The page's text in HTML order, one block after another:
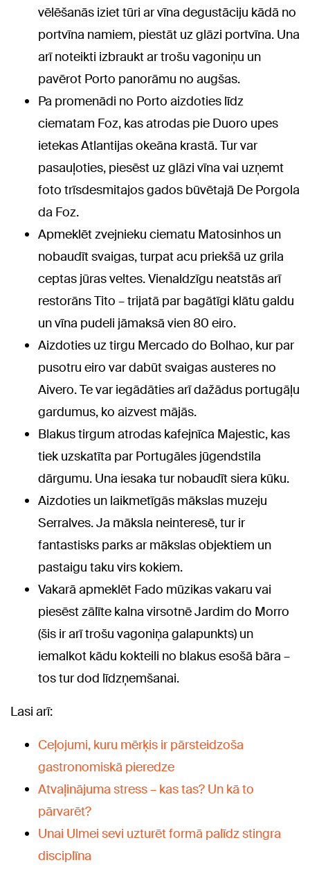
vēlēšanās iziet tūri ar vīna degustāciju kādā no
portvīna namiem, piestāt uz glāzi portvīna. Una
arī noteikti izbraukt ar trošu vagoniņu un
pavērot Porto panorāmu no augšas.
Pa promenādi no Porto aizdoties līdz
ciematam Foz, kas atrodas pie Duoro upes
ietekas Atlantijas okeāna krastā. Tur var
pasauļoties, piesēst uz glāzi vīna vai uzņemt
foto trīsdesmitajos gados būvētajā De Porgola
da Foz.
Apmeklēt zvejnieku ciematu Matosinhos un
nobaudīt svaigas, turpat acu priekšā uz grila
ceptas jūras veltes. Vienaldzīgu neatstās arī
restorāns Tito – trijatā par bagātīgi klātu galdu
un vīna pudeli jāmaksā vien 80 eiro.
Aizdoties uz tirgu Mercado do Bolhao, kur par
pusotru eiro var dabūt svaigas austeres no
Aivero. Te var iegādāties arī dažādus portugāļu
gardumus, ko aizvest mājās.
Blakus tirgum atrodas kafejnīca Majestic, kas
tiek uzskatīta par Portugāles jūgendstila
dārgumu. Una iesaka tur nobaudīt siera kūku.
Aizdoties un laikmetīgās mākslas muzeju
Serralves. Ja māksla neinteresē, tur ir
fantastisks parks ar mākslas objektiem un
pastaigu taku virs kokiem.
Vakarā apmeklēt Fado mūzikas vakaru vai
piesēst zālīte kalna virsotnē Jardim do Morro
(šis ir arī trošu vagoniņa galapunkts) un
iemalkot kādu kokteili no blakus esošā bāra –
tos tur dod līdzņemšanai.
Lasi arī:
Ceļojumi, kuru mērķis ir pārsteidzoša
gastronomiskā pieredze
Atvaļinājuma stress – kas tas? Un kā to
pārvarēt?
Unai Ulmei sevi uzturēt formā palīdz stingra
disciplīna